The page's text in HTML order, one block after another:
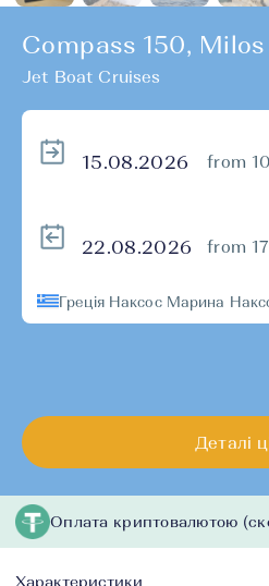
Compass 150, Milos
Jet Boat Cruises
from
from
Греція Наксос Марина
Деталі
Оплата криптовалютою
Характеристики